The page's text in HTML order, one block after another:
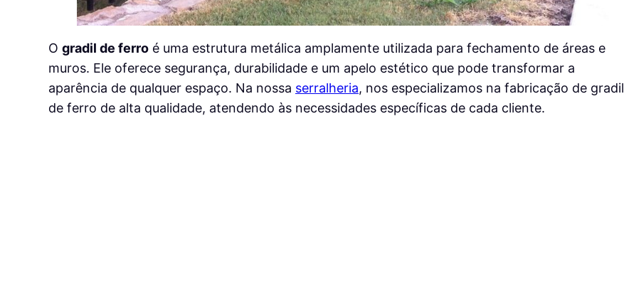
O gradil de ferroé uma estrutura metálica amplamente utilizada para fechamento de áreas e
muros. Ele oferece segurança, durabilidade e um apelo estético que pode transformar a
aparência de qualquer espaço. Na nossa serralheria, nos especializamos na fabricação de gradil
de ferro de alta qualidade, atendendo às necessidades específicas de cada cliente.